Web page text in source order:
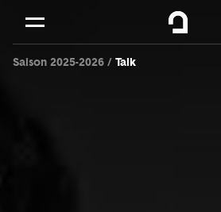
Skip to
Saison 2025-2026 Talk